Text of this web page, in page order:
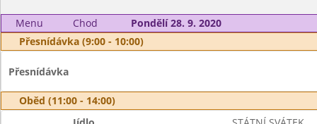
Menu Chod
Pondělí 28. 9. 2020
Přesnídávka (9:00 - 10:00)
Přesnídávka
Oběd (11:00 - 14:00)